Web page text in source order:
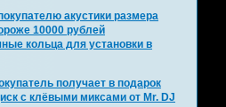
акустики размера
10000 рублей
кольца для установки в
получает в подарок
с клёвыми миксами от Mr. DJ